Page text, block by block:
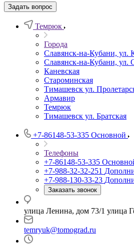
Задать вопрос
Темрюк
Города
Славянск-на-Кубани, ул.
Славянск-на-Кубани, ул.
Каневская
Староминская
Тимашевск ул.
Армавир
Темрюк
Тимашевск ул. Братская
+7-86148-53-335 Основной
Телефоны
+7-86148-53-335
+7-988-32-32-251
+7-988-130-33-23
Заказать звонок
улица Ленина, дом 73/1 улица
temryuk@tomograd.ru